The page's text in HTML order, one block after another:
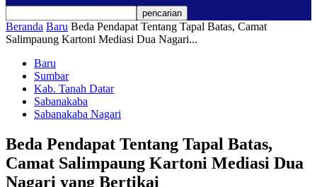
Beranda Baru Beda Pendapat Tentang Tapal Batas, Camat
Salimpaung Kartoni Mediasi Dua Nagari...
Baru
Sumbar
Kab. Tanah Datar
Sabanakaba
Sabanakaba Nagari
Beda Pendapat Tentang Tapal Batas,
Camat Salimpaung Kartoni Mediasi Dua
Nagari yang Bertikai